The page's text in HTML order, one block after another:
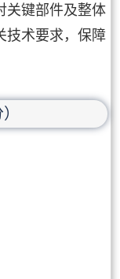
关键部件及整体
技术要求，保障